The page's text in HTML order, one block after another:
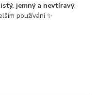
jemný a nevtíravý,
používání ✨